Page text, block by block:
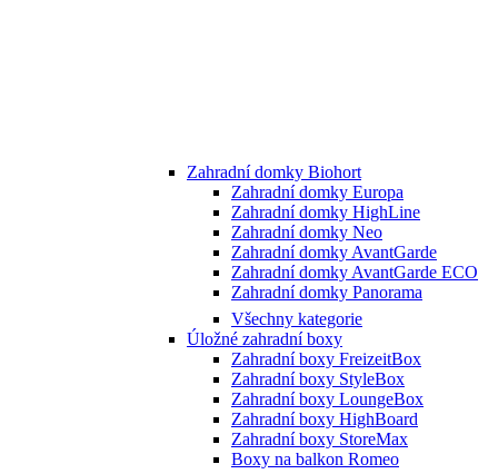
Zahradní domky Biohort
Zahradní domky Europa
Zahradní domky HighLine
Zahradní domky Neo
Zahradní domky AvantGarde
Zahradní domky AvantGarde ECO
Zahradní domky Panorama
Všechny kategorie
Úložné zahradní boxy
Zahradní boxy FreizeitBox
Zahradní boxy StyleBox
Zahradní boxy LoungeBox
Zahradní boxy HighBoard
Zahradní boxy StoreMax
Boxy na balkon Romeo